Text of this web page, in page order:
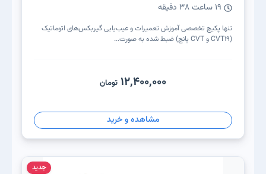
19 ساعت 38 دقیقه
تنها پکیج تخصصی آموزش تعمیرات و عیب‌یابی گیربکس‌های اتوماتیک
(CVT19 و CVT پانچ) ضبط‌ شده به‌ صورت...
12,400,000 تومان
مشاهده و خرید
جدید